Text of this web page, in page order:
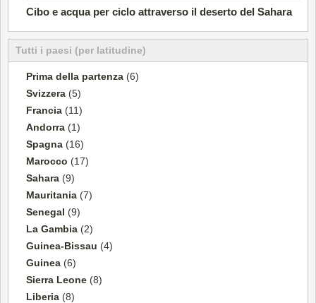
Cibo e acqua per ciclo attraverso il deserto del Sahara
Tutti i paesi (per latitudine)
Prima della partenza (6)
Svizzera (5)
Francia (11)
Andorra (1)
Spagna (16)
Marocco (17)
Sahara (9)
Mauritania (7)
Senegal (9)
La Gambia (2)
Guinea-Bissau (4)
Guinea (6)
Sierra Leone (8)
Liberia (8)